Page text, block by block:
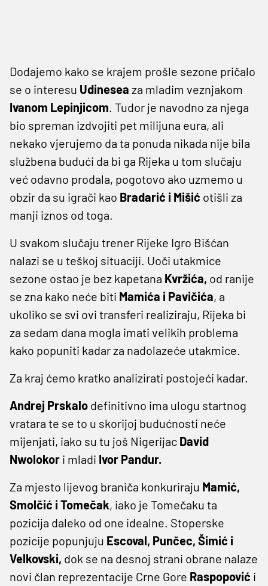
Dodajemo kako se krajem prošle sezone pričalo
se o interesu Udinesea za mladim veznjakom
Ivanom Lepinjicom. Tudor je navodno za njega
bio spreman izdvojiti pet milijuna eura, ali
nekako vjerujemo da ta ponuda nikada nije bila
službena budući da bi ga Rijeka u tom slučaju
već odavno prodala, pogotovo ako uzmemo u
obzir da su igrači kao Bradarić i Mišić otišli za
manji iznos od toga.
U svakom slučaju trener Rijeke Igro Bišćan
nalazi se u teškoj situaciji. Uoči utakmice
sezone ostao je bez kapetana Kvržića, od ranije
se zna kako neće biti Mamića i Pavičića, a
ukoliko se svi ovi transferi realiziraju, Rijeka bi
za sedam dana mogla imati velikih problema
kako popuniti kadar za nadolazeće utakmice.
Za kraj ćemo kratko analizirati postojeći kadar.
Andrej Prskalo definitivno ima ulogu startnog
vratara te se to u skorijoj budućnosti neće
mijenjati, iako su tu još Nigerijac David
Nwolokor i mladi Ivor Pandur.
Za mjesto lijevog braniča konkuriraju Mamić,
Smolčić i Tomečak, iako je Tomečaku ta
pozicija daleko od one idealne. Stoperske
pozicije popunjuju Escoval, Punčec, Šimić i
Velkovski, dok se na desnoj strani obrane nalaze
novi član reprezentacije Crne Gore Raspopović i